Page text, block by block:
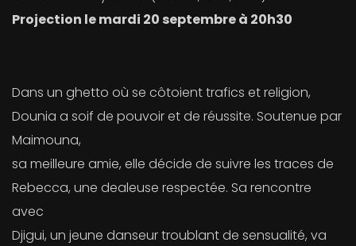
Projection le mardi 20 septembre à 20h30
Dans un ghetto où se côtoient trafics et religion,
Dounia a soif de pouvoir et de réussite. Soutenue par
Maimouna,
sa meilleure amie, elle décide de suivre les traces de
Rebecca, une dealeuse respectée. Sa rencontre
avec
Djigui, un jeune danseur troublant de sensualité, va